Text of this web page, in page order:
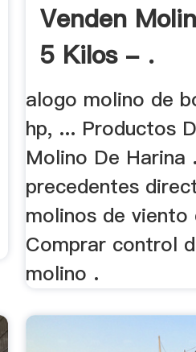
Venden
5 Kilos - .
alogo molino de
hp, ... Productos
Molino De Harina
precedentes
molinos de viento
Comprar control
molino .